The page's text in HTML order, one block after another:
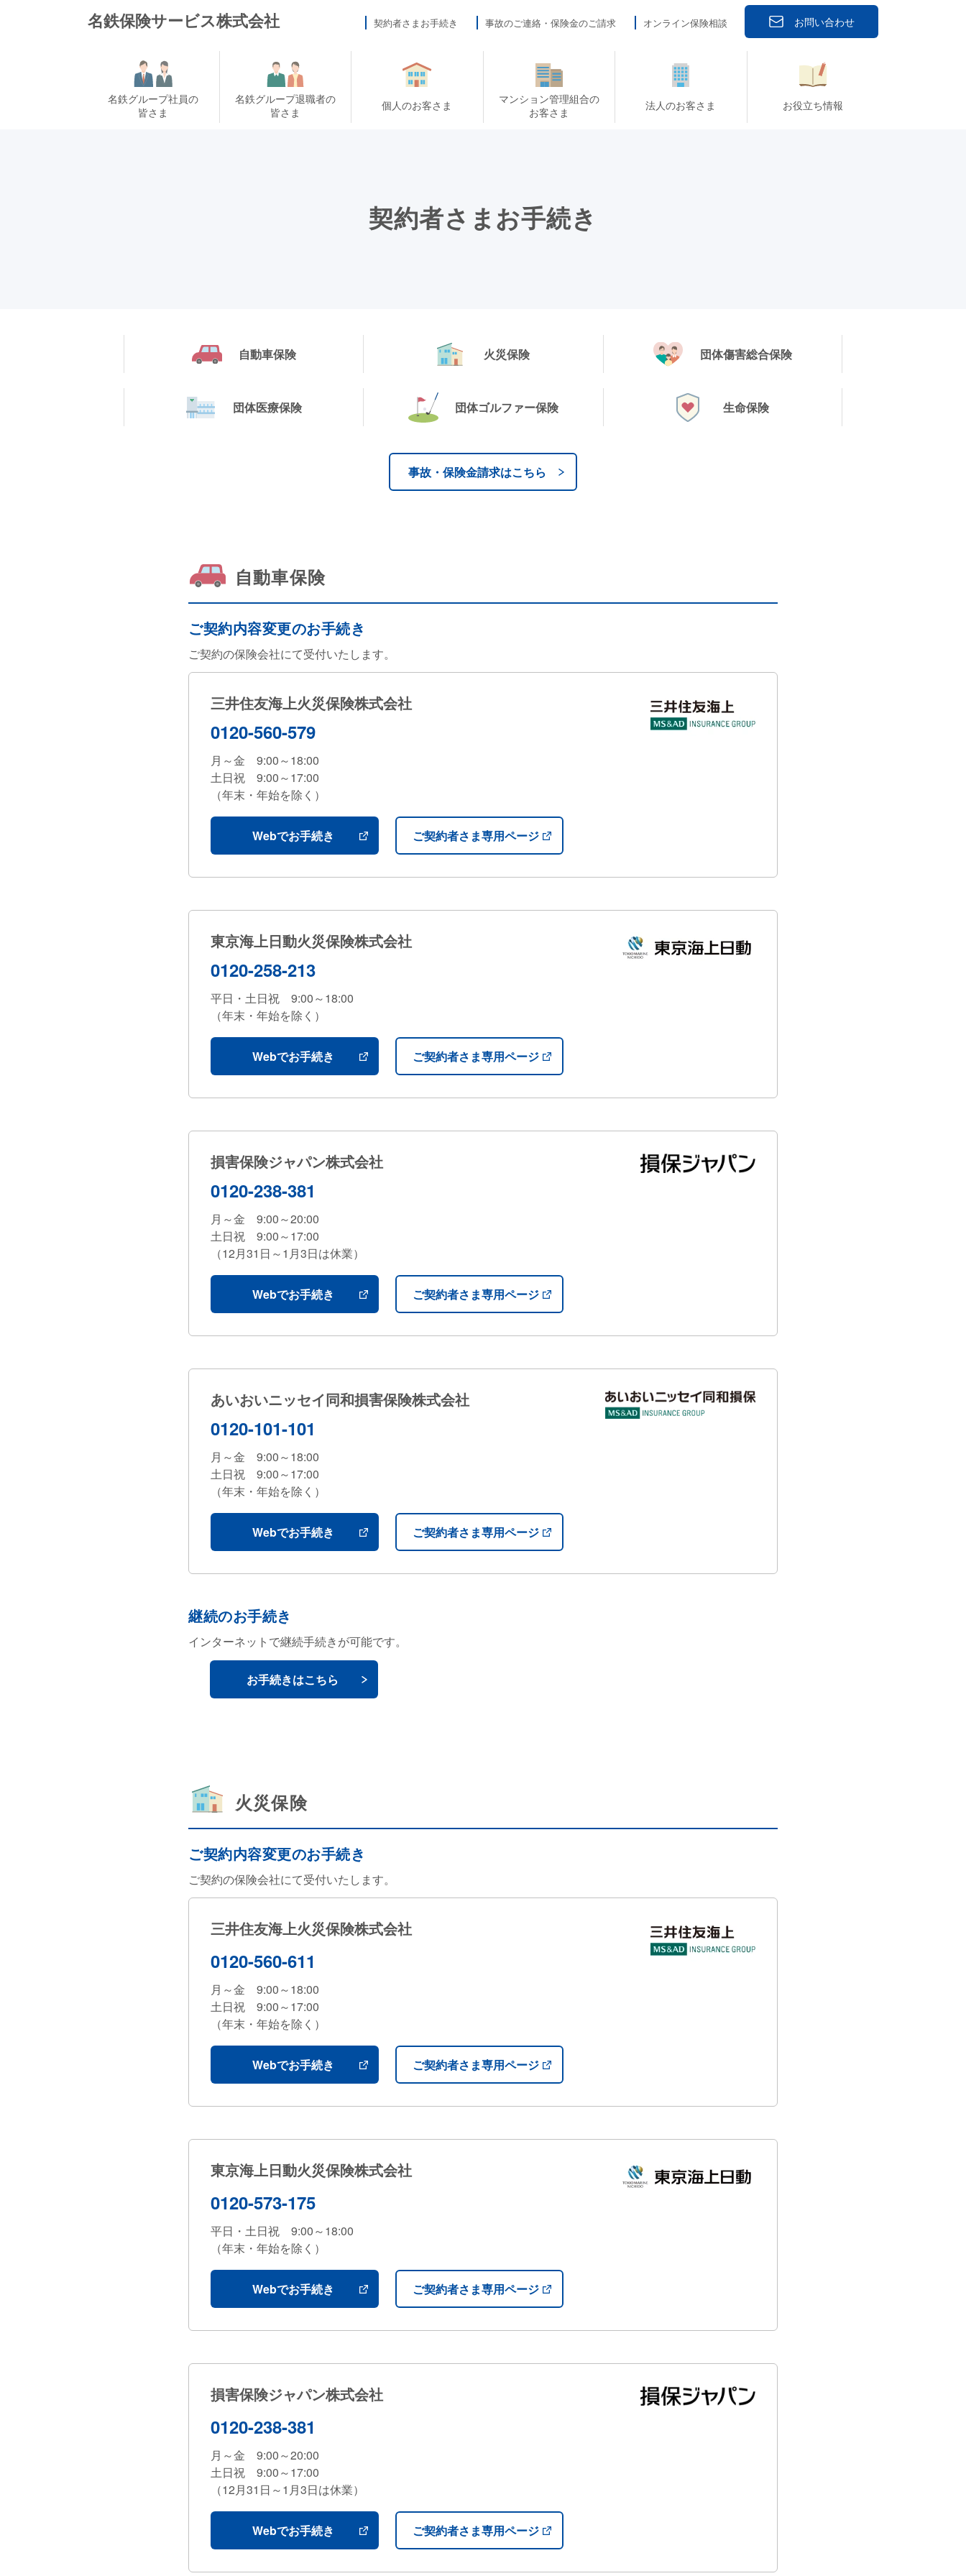
名鉄保険サービス株式会社
名鉄グループ社員の
皆さま
名鉄グループ退職者の
皆さま
個人のお客さま
マンション管理組合の
お客さま
法人のお客さま お役立ち情報
契約者さまお手続き 事故のご連絡・保険金のご請求 オンライン保険相談 お問い合わせ
契約者さまお手続き
自動車保険 火災保険 団体傷害総合保険
団体医療保険 団体ゴルファー保険 生命保険
事故・保険⾦請求はこちら
自動車保険
ご契約内容変更のお手続き
ご契約の保険会社にて受付いたします。
三井住友海上火災保険株式会社
0120-560-579
月～金 9:00～18:00
土日祝 9:00～17:00
（年末・年始を除く）
Webでお手続き ご契約者さま専用ページ
東京海上日動火災保険株式会社
0120-258-213
平日・土日祝 9:00～18:00
（年末・年始を除く）
Webでお手続き ご契約者さま専用ページ
損害保険ジャパン株式会社
0120-238-381
月～金 9:00～20:00
土日祝 9:00～17:00
（12月31日～1月3日は休業）
Webでお手続き ご契約者さま専用ページ
あいおいニッセイ同和損害保険株式会社
0120-101-101
月～金 9:00～18:00
土日祝 9:00～17:00
（年末・年始を除く）
Webでお手続き ご契約者さま専用ページ
継続のお手続き
インターネットで継続手続きが可能です。
お手続きはこちら
火災保険
ご契約内容変更のお手続き
ご契約の保険会社にて受付いたします。
三井住友海上火災保険株式会社
0120-560-611
月～金 9:00～18:00
土日祝 9:00～17:00
（年末・年始を除く）
Webでお手続き ご契約者さま専用ページ
東京海上日動火災保険株式会社
0120-573-175
平日・土日祝 9:00～18:00
（年末・年始を除く）
Webでお手続き ご契約者さま専用ページ
損害保険ジャパン株式会社
0120-238-381
月～金 9:00～20:00
土日祝 9:00～17:00
（12月31日～1月3日は休業）
Webでお手続き ご契約者さま専用ページ